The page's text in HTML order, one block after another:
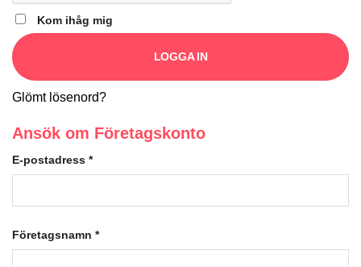
Kom ihåg mig
LOGGA IN
Glömt lösenord?
Ansök om Företagskonto
E-postadress *
Företagsnamn *